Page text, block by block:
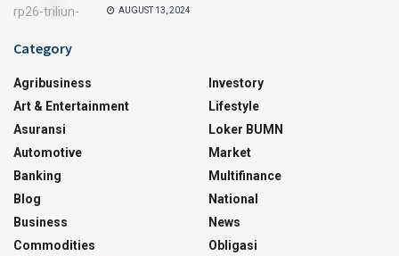
AUGUST 13, 2024
Category
Agribusiness
Art & Entertainment
Asuransi
Automotive
Banking
Blog
Business
Commodities
Investory
Lifestyle
Loker BUMN
Market
Multifinance
National
News
Obligasi